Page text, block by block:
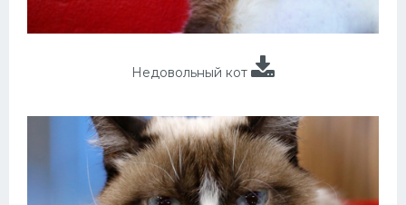
Недовольный кот